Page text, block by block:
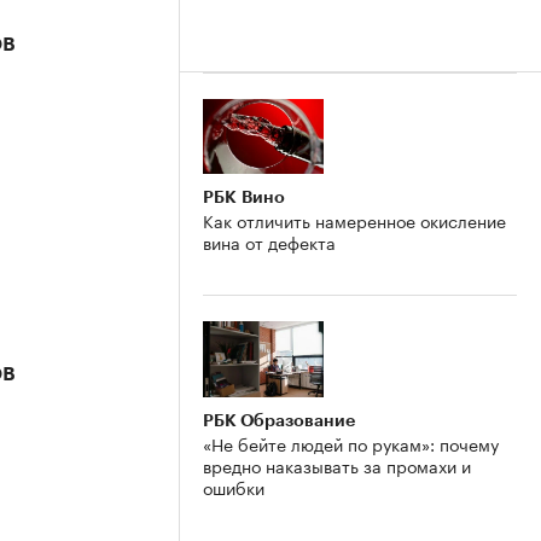
РБК Вино
Как отличить намеренное окисление
вина от дефекта
РБК Образование
«Не бейте людей по рукам»: почему
вредно наказывать за промахи и
ошибки